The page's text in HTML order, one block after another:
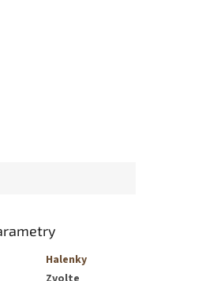
Halenky